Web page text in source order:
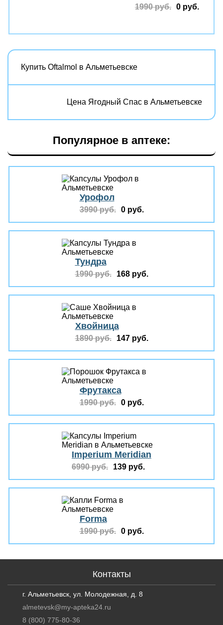
1990 руб. 0 руб.
Купить Oftalmol в Альметьевске
Цена Ягодный Спас в Альметьевске
Популярное в аптеке:
Урофол
3990 руб. 0 руб.
Тундра
1990 руб. 168 руб.
Хвойница
1890 руб. 147 руб.
Фрутакса
1990 руб. 0 руб.
Imperium Meridian
6990 руб. 139 руб.
Forma
1990 руб. 0 руб.
Контакты
г. Альметьевск, ул. Молодежная, д. 8
almetevsk@my-apteka24.ru
8 (800) 775-80-36